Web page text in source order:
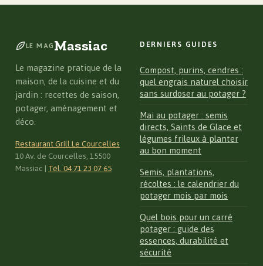
solutions efficaces
comprendre et bien
LE MAG Massiac
Le magazine pratique de la
maison, de la cuisine et du
jardin : recettes de saison,
potager, aménagement et
déco.
Restaurant Grill Le Courcelles
10 Av. de Courcelles, 15500
Massiac | Tél. 04 71 23 07 65
DERNIERS GUIDES
Compost, purins, cendres :
quel engrais naturel choisir
sans surdoser au potager ?
Mai au potager : semis
directs, Saints de Glace et
légumes frileux à planter
au bon moment
Semis, plantations,
récoltes : le calendrier du
potager mois par mois
Quel bois pour un carré
potager : guide des
essences, durabilité et
sécurité